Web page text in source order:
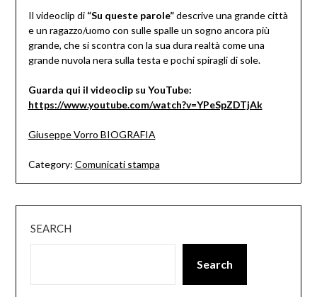
Il videoclip di “Su queste parole”descrive una grande città
e un ragazzo/uomo con sulle spalle un sogno ancora più
grande, che si scontra con la sua dura realtà come una
grande nuvola nera sulla testa e pochi spiragli di sole.
Guarda qui il videoclip su YouTube:
https://www.youtube.com/watch?v=YPeSpZDTjAk
Giuseppe Vorro BIOGRAFIA
Category: Comunicati stampa
SEARCH
Search